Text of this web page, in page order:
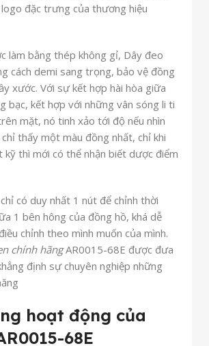
đặc trưng của thương hiệu
làm bằng thép không gỉ, Dây đeo
cách demi sang trọng, bảo vệ đồng
xước. Với sự kết hợp hài hòa giữa
bạc, kết hợp với những vân sóng li ti
mặt, nó tinh xảo tới độ nếu nhìn
thấy một màu đồng nhất, chỉ khi
kỹ thì mới có thể nhận biết dược điểm
có duy nhất 1 nút để chỉnh thời
1 bên hông của đồng hồ, khá dễ
chỉnh theo mình muốn của mình.
chính hãngAR0015-68E được đưa
định sự chuyên nghiệp những
hoạt động của
68E